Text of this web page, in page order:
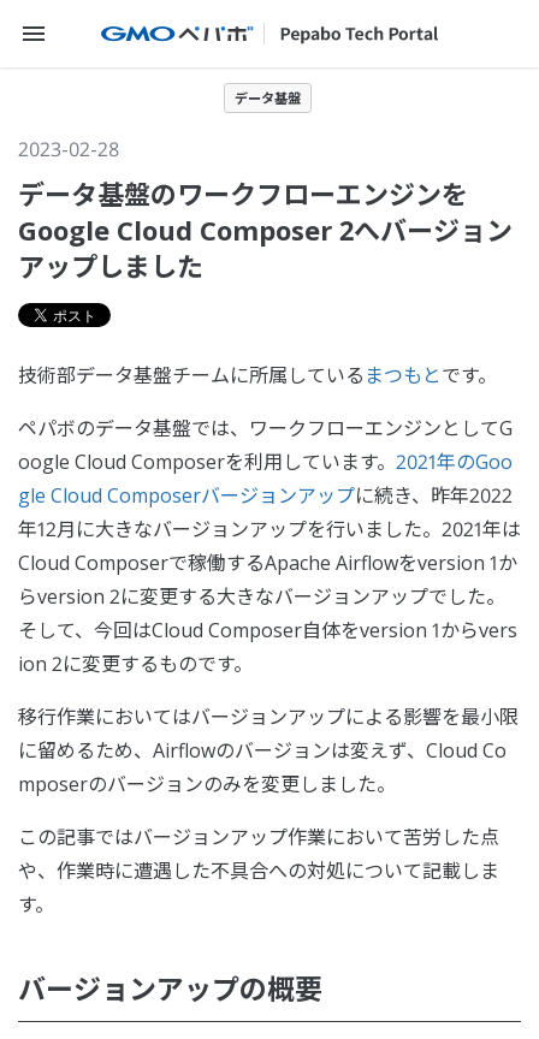
メニューを開く
データ基盤
2023-02-28
データ基盤のワークフローエンジンを
Google Cloud Composer 2へバージョン
アップしました
技術部データ基盤チームに所属している まつもとです。
ペパボのデータ基盤では、ワークフローエンジンとしてG
oogle Cloud Composerを利用しています。 2021年のGoo
gle Cloud Composerバージョンアップに続き、昨年2022
年12月に大きなバージョンアップを行いました。2021年は
Cloud Composerで稼働するApache Airflowをversion 1か
らversion 2に変更する大きなバージョンアップでした。
そして、今回はCloud Composer自体をversion 1からvers
ion 2に変更するものです。
移行作業においてはバージョンアップによる影響を最小限
に留めるため、Airflowのバージョンは変えず、Cloud Co
mposerのバージョンのみを変更しました。
この記事ではバージョンアップ作業において苦労した点
や、作業時に遭遇した不具合への対処について記載しま
す。
バージョンアップの概要